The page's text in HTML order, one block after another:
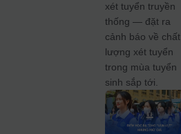
xét tuyển truyền
thống — đặt ra
cảnh báo về chất
lượng xét tuyển
trong mùa tuyển
sinh sắp tới.